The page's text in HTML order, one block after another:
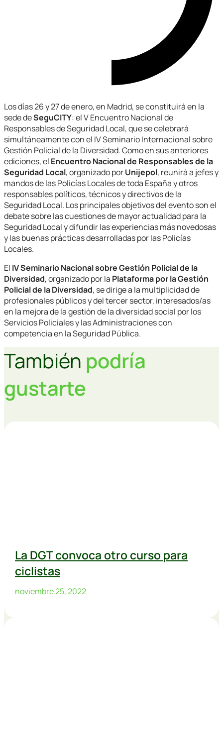
Los días 26 y 27 de enero, en Madrid, se constituirá en la
sede deSeguCITY: el V Encuentro Nacional de
Responsables de Seguridad Local, que se celebrará
simultáneamente con el IV Seminario Internacional sobre
Gestión Policial de la Diversidad. Como en sus anteriores
ediciones, el Encuentro Nacional de Responsables de la
Seguridad Local, organizado porUnijepol, reunirá a jefes y
mandos de las Policías Locales de toda España y otros
responsables políticos, técnicos y directivos de la
Seguridad Local. Los principales objetivos del evento son el
debate sobre las cuestiones de mayor actualidad para la
Seguridad Local y difundir las experiencias más novedosas
y las buenas prácticas desarrolladas por las Policías
Locales.
El IV Seminario Nacional sobre Gestión Policial de la
Diversidad, organizado por la Plataforma por la Gestión
Policial de la Diversidad, se dirige a la multiplicidad de
profesionales públicos y del tercer sector, interesados/as
en la mejora de la gestión de la diversidad social por los
Servicios Policiales y las Administraciones con
competencia en la Seguridad Pública.
También podría
gustarte
La DGT convoca otro curso para
ciclistas
noviembre 25, 2022